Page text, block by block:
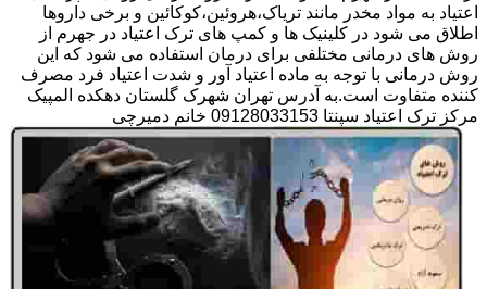
اعتیاد به مواد مخدر مانند تریاک،هروئین،کوکائین و برخی داروها
اطلاق می شود در کلینیک ها و کمپ های ترک اعتیاد در جهرم از
روش های درمانی مختلفی برای درمان استفاده می شود که این
روش درمانی با توجه به ماده اعتیاد آور و شدت اعتیاد فرد مصرف
کننده متفاوت است.به آدرس تهران شهرک گلستان دهکده المپیک
مرکز ترک اعتیاد سپنتا 09128033153 خانم دمیرچی